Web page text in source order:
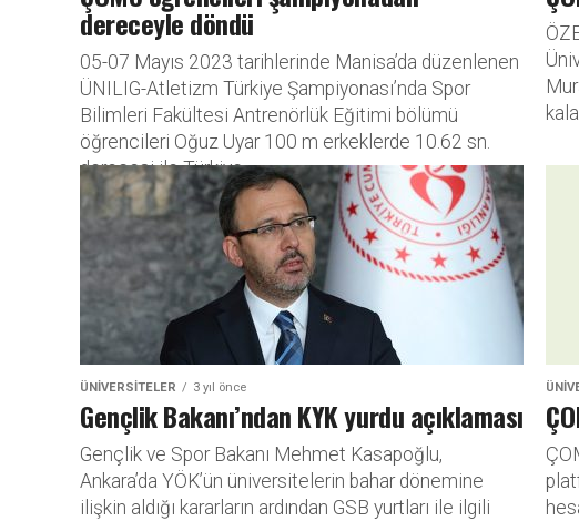
dereceyle döndü
05-07 Mayıs 2023 tarihlerinde Manisa’da düzenlenen
ÜNILIG-Atletizm Türkiye Şampiyonası’nda Spor
Bilimleri Fakültesi Antrenörlük Eğitimi bölümü
öğrencileri Oğuz Uyar 100 m erkeklerde 10.62 sn.
derecesi ile Türkiye...
ÜNIVERSITELER 3 yıl önce
Gençlik Bakanı’ndan KYK yurdu açıklaması
Gençlik ve Spor Bakanı Mehmet Kasapoğlu,
Ankara’da YÖK’ün üniversitelerin bahar dönemine
ilişkin aldığı kararların ardından GSB yurtları ile ilgili